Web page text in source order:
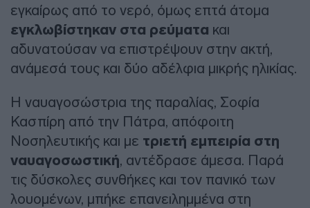
εγκαίρως από το νερό, όμως επτά άτομα
εγκλωβίστηκαν στα ρεύματα και
αδυνατούσαν να επιστρέψουν στην ακτή,
ανάμεσά τους και δύο αδέλφια μικρής ηλικίας.
Η ναυαγοσώστρια της παραλίας, Σοφία
Κασπίρη από την Πάτρα, απόφοιτη
Νοσηλευτικής και με τριετή εμπειρία στη
ναυαγοσωστική, αντέδρασε άμεσα. Παρά
τις δύσκολες συνθήκες και τον πανικό των
λουομένων, μπήκε επανειλημμένα στη